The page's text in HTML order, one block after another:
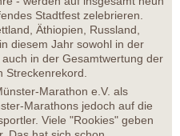
Stadtfest zelebrieren.
Äthiopien, Russland,
diesem Jahr sowohl in der
in der Gesamtwertung der
Marathon e.V. als
Marathons jedoch auf die
Viele "Rookies" geben